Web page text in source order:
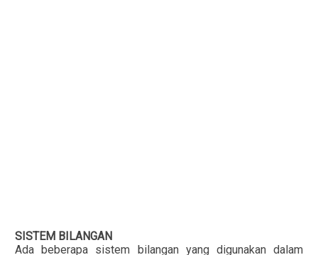
SISTEM BILANGAN
Ada beberapa sistem bilangan yang digunakan dalam